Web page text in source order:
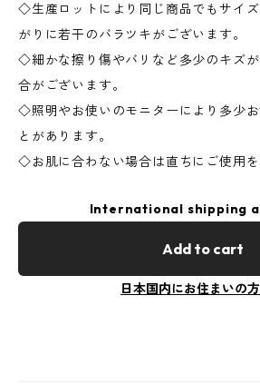
◇生産ロットにより同じ商品でもサイ
がりに若干のバラツキがございます。
◇細かな擦り傷やバリなど多少のキズ
合がございます。
◇照明やお使いのモニターにより多少
とがあります。
◇お肌に合わない場合は直ちにご使用を
International shipping
Add to cart
日本国内にお住まいの